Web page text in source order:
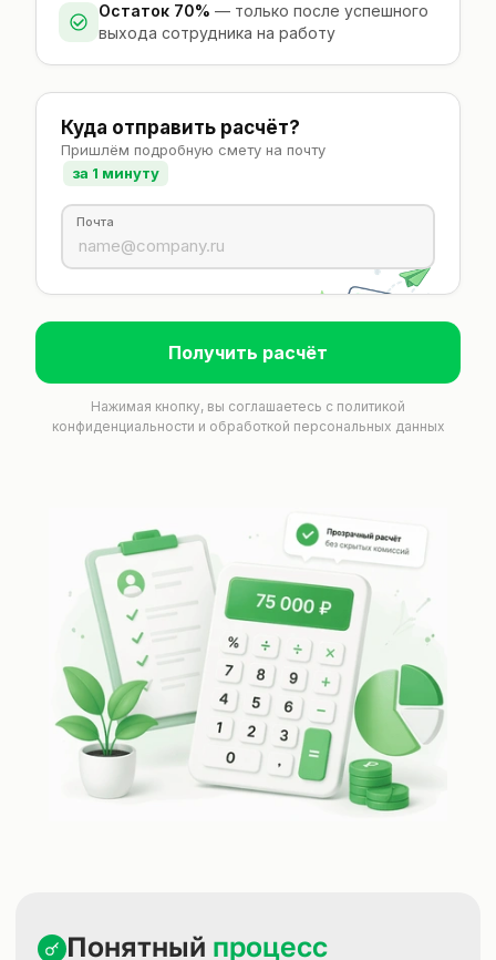
Остаток 70% — только после успешного
выхода сотрудника на работу
Куда отправить расчёт?
Пришлём подробную смету на почту
за 1 минуту
Почта
Получить расчёт
Нажимая кнопку, вы соглашаетесь с политикой
конфиденциальности и обработкой персональных данных
Понятный процесс